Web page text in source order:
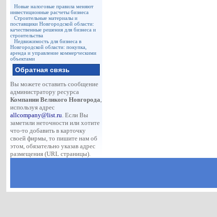
Новые налоговые правила меняют
инвестиционные расчеты бизнеса
Строительные материалы и
поставщики Новгородской области:
качественные решения для бизнеса и
строительства
Недвижимость для бизнеса в
Новгородской области: покупка,
аренда и управление коммерческими
объектами
Обратная связь
Вы можете оставить сообщение
администратору ресурса
Компании Великого Новгорода,
используя адрес
allcompany@list.ru. Если Вы
заметили неточности или хотите
что-то добавить в карточку
своей фирмы, то пишите нам об
этом, обязательно указав адрес
размещения (URL страницы).